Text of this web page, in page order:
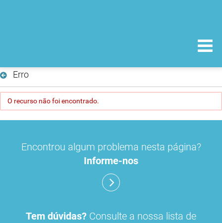
Erro
O recurso não foi encontrado.
Encontrou algum problema nesta página?
Informe-nos
Tem dúvidas? Consulte a nossa lista de